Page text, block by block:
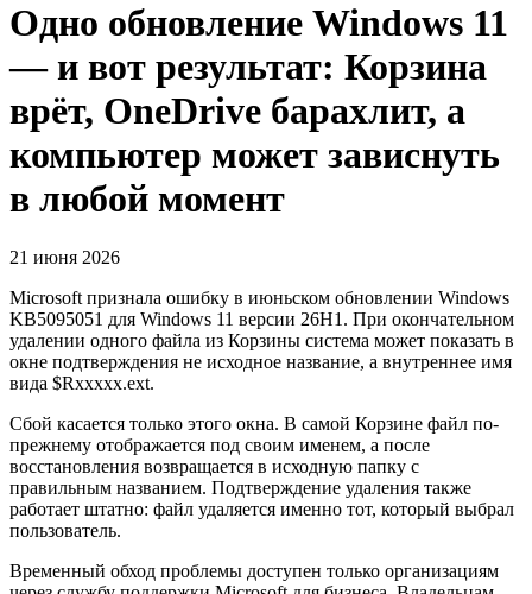
Одно обновление Windows 11
— и вот результат: Корзина
врёт, OneDrive барахлит, а
компьютер может зависнуть
в любой момент
21 июня 2026
Microsoft признала ошибку в июньском обновлении Windows
KB5095051 для Windows 11 версии 26H1. При окончательном
удалении одного файла из Корзины система может показать в
окне подтверждения не исходное название, а внутреннее имя
вида $Rxxxxx.ext.
Сбой касается только этого окна. В самой Корзине файл по-
прежнему отображается под своим именем, а после
восстановления возвращается в исходную папку с
правильным названием. Подтверждение удаления также
работает штатно: файл удаляется именно тот, который выбрал
пользователь.
Временный обход проблемы доступен только организациям